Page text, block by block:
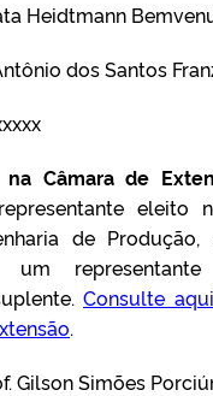
Heidtmann
dos Santos
na Câmara de
eleito
de
um
Consulte
.
Gilson Simões